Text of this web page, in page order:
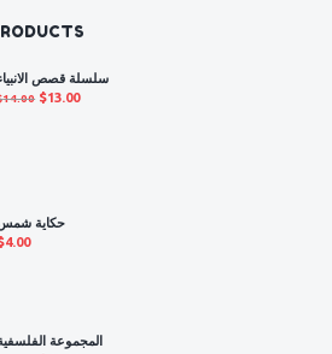
سلسلة قصص
14.00 Original
$13.00Current
حكاية
4.00
المجموعة